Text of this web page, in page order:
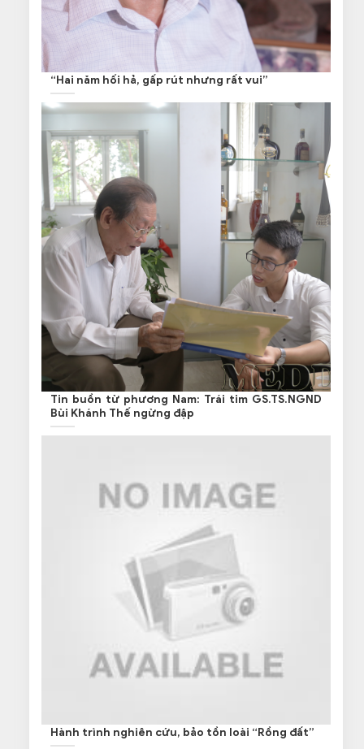
“Hai năm hối hả, gấp rút nhưng rất vui”
Tin buồn từ phương Nam: Trái tim GS.TS.NGND
Bùi Khánh Thế ngừng đập
Hành trình nghiên cứu, bảo tồn loài “Rồng đất”